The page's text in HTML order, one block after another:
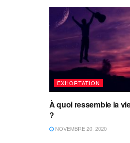
EXHORTATION
À quoi ressemble la
?
NOVEMBRE 20, 2020